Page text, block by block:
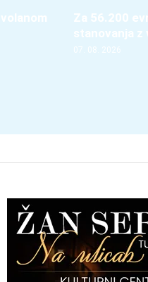
Za 56.200
stanovanja z
07. 08. 2026